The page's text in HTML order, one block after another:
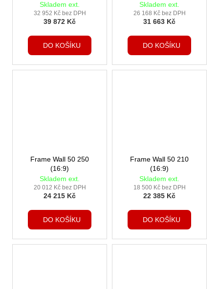
Skladem ext.
32 952 Kč bez DPH
39 872 Kč
DO KOŠÍKU
Skladem ext.
26 168 Kč bez DPH
31 663 Kč
DO KOŠÍKU
Frame Wall 50 250
(16:9)
Skladem ext.
20 012 Kč bez DPH
24 215 Kč
DO KOŠÍKU
Frame Wall 50 210
(16:9)
Skladem ext.
18 500 Kč bez DPH
22 385 Kč
DO KOŠÍKU